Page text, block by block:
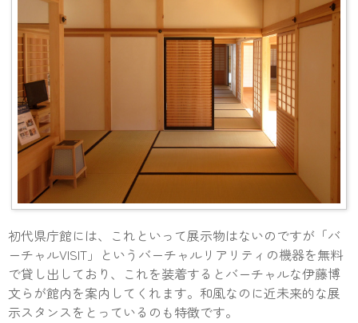
初代県庁館には、これといって展示物はないのですが「バ
ーチャルVISIT」というバーチャルリアリティの機器を無料
で貸し出しており、これを装着するとバーチャルな伊藤博
文らが館内を案内してくれます。和風なのに近未来的な展
示スタンスをとっているのも特徴です。